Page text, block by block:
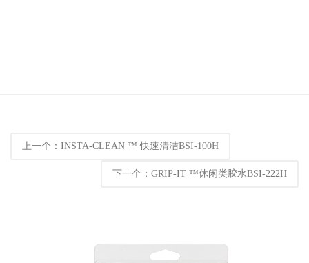
上一个：INSTA-CLEAN ™ 快速清洁BSI-100H
下一个：GRIP-IT ™休闲类胶水BSI-222H